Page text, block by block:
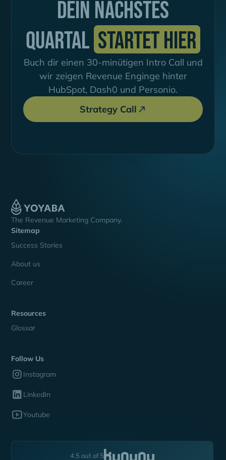
Dein nächstes
QUartal startet hier
Buch dir einen 30-minütigen Intro Call und
wir zeigen Revenue Enginge hinter
HubSpot, Dash0 und Personio.
Strategy Call
The Revenue Marketing Company.
Sitemap
Success Stories
About us
Career
Resources
Glossar
Follow Us
Instagram
LinkedIn
Youtube
4.5 out of 5